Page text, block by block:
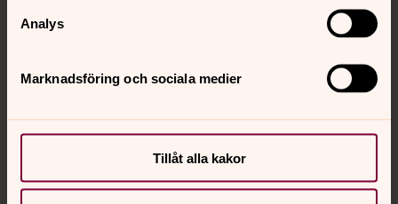
Analys
Marknadsföring och sociala medier
Tillåt alla kakor
Kontakt
Kalender